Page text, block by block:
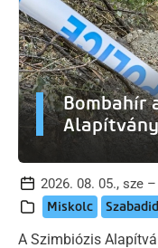
Bombahír
2026. 08. 05., sze
Miskolc
A Szimbiózis